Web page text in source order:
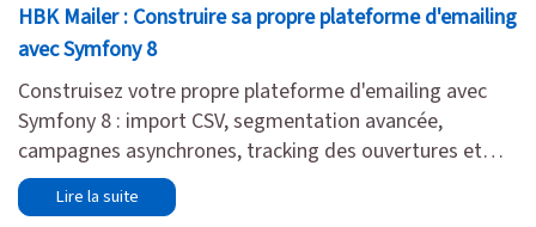
HBK Mailer : Construire sa propre plateforme d'emailing
avec Symfony 8
Construisez votre propre plateforme d'emailing avec
Symfony 8 : import CSV, segmentation avancée,
campagnes asynchrones, tracking des ouvertures et
clics, et délivrabilité optimale avec SPF, DKIM et
DMARC.Lire la suite